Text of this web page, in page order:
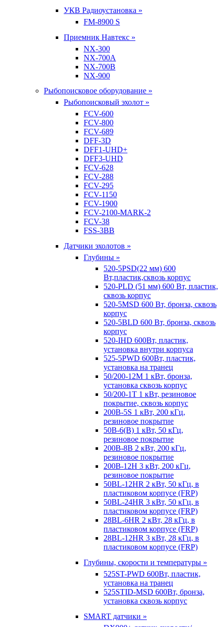
УКВ Радиоустановка »
FM-8900 S
Приемник Навтекс »
NX-300
NX-700A
NX-700B
NX-900
Рыбопоисковое оборудование »
Рыбопоисковый эхолот »
FCV-600
FCV-800
FCV-689
DFF-3D
DFF1-UHD+
DFF3-UHD
FCV-628
FCV-288
FCV-295
FCV-1150
FCV-1900
FCV-2100-MARK-2
FCV-38
FSS-3BB
Датчики эхолотов »
Глубины »
520-5PSD(22 мм) 600
Вт,пластик,сквозь корпус
520-PLD (51 мм) 600 Вт, пластик,
сквозь корпус
520-5MSD 600 Вт, бронза, сквозь
корпус
520-5BLD 600 Вт, бронза, сквозь
корпус
520-IHD 600Вт, пластик,
установка внутри корпуса
525-5PWD 600Вт, пластик,
установка на транец
50/200-12M 1 кВт, бронза,
установка сквозь корпус
50/200-1T 1 кВт, резиновое
покрытие, сквозь корпус
200B-5S 1 кВт, 200 кГц,
резиновое покрытие
50B-6(B) 1 кВт, 50 кГц,
резиновое покрытие
200B-8B 2 кВт, 200 кГц,
резиновое покрытие
200B-12H 3 кВт, 200 кГц,
резиновое покрытие
50BL-12HR 2 кВт, 50 кГц, в
пластиковом корпусе (FRP)
50BL-24HR 3 кВт, 50 кГц, в
пластиковом корпусе (FRP)
28BL-6HR 2 кВт, 28 кГц, в
пластиковом корпусе (FRP)
28BL-12HR 3 кВт, 28 кГц, в
пластиковом корпусе (FRP)
Глубины, скорости и температуры »
525ST-PWD 600Вт, пластик,
установка на транец
525STID-MSD 600Вт, бронза,
установка сквозь корпус
SMART датчики »